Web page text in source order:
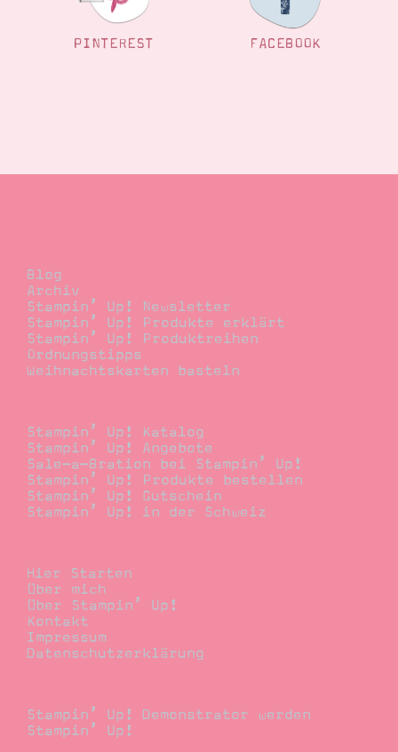
PINTEREST FACEBOOK
Blog
Archiv
Stampin’ Up! Newsletter
Stampin’ Up! Produkte erklärt
Stampin’ Up! Produktreihen
Ordnungstipps
Weihnachtskarten basteln
Stampin’ Up! Katalog
Stampin’ Up! Angebote
Sale-a-Bration bei Stampin’ Up!
Stampin’ Up! Produkte bestellen
Stampin’ Up! Gutschein
Stampin’ Up! in der Schweiz
Hier Starten
Über mich
Über Stampin’ Up!
Kontakt
Impressum
Datenschutzerklärung
Stampin’ Up! Demonstrator werden
Stampin’ Up!